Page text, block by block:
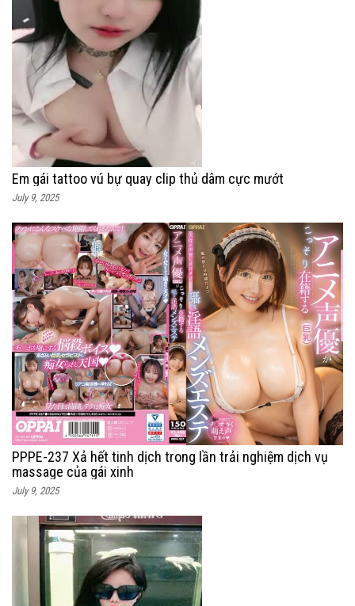
Em gái tattoo vú bự quay clip thủ dâm cực mướt
July 9, 2025
PPPE-237 Xả hết tinh dịch trong lần trải nghiệm dịch vụ
massage của gái xinh
July 9, 2025